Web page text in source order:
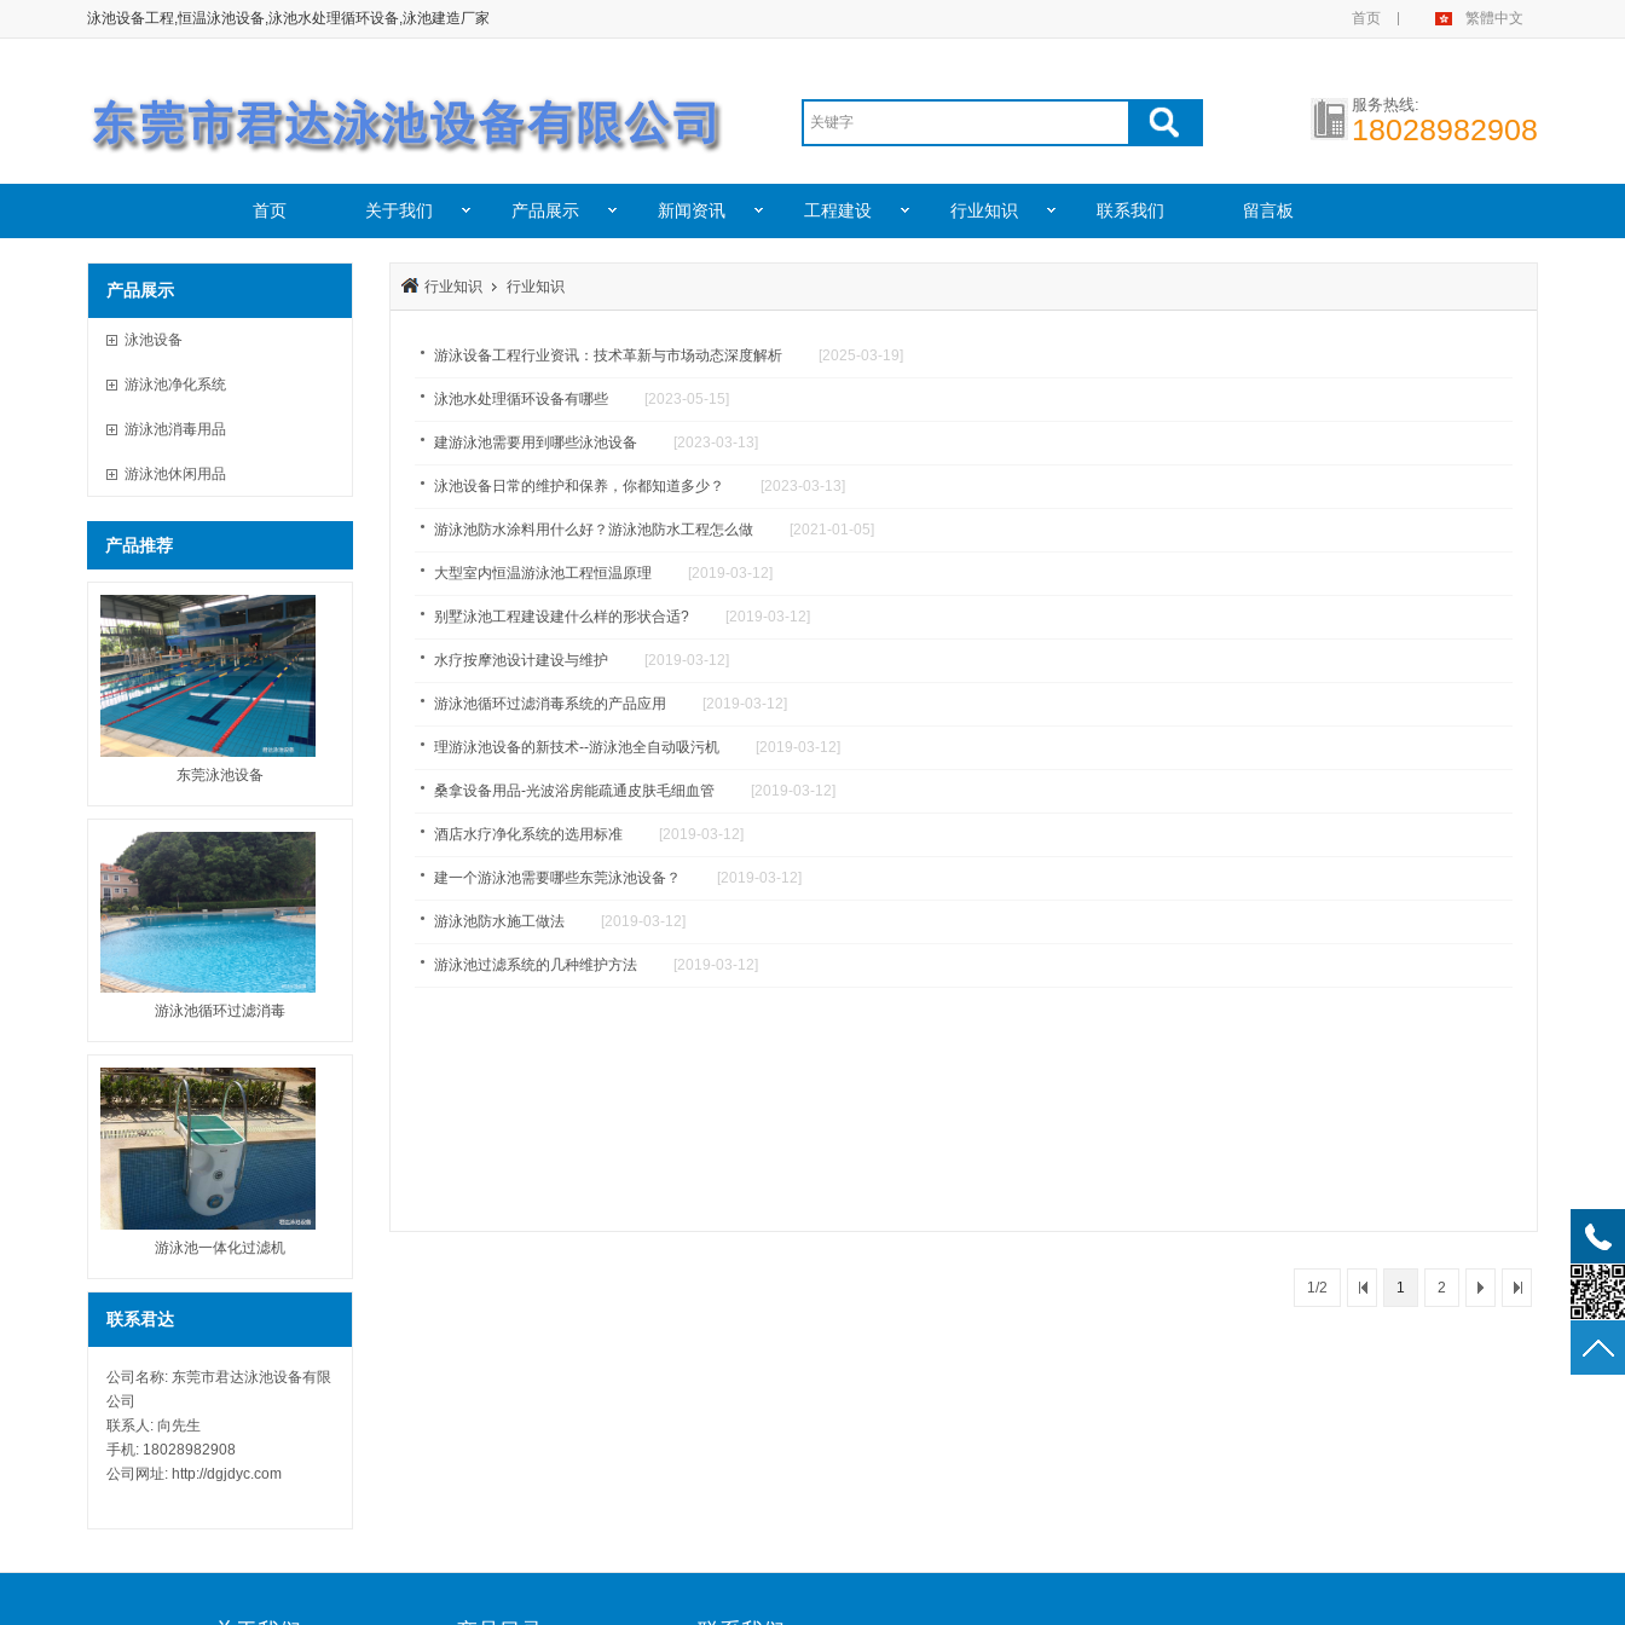
泳池设备工程,恒温泳池设备,泳池水处理循环设备,泳池建造厂家 首页 繁體中文
服务热线:
18028982908
首页 关于我们 产品展示 新闻资讯 工程建设 行业知识 联系我们 留言板
产品展示
泳池设备
游泳池净化系统
游泳池消毒用品
游泳池休闲用品
产品推荐
东莞泳池设备
游泳池循环过滤消毒
游泳池一体化过滤机
联系君达
公司名称: 东莞市君达泳池设备有限
公司
联系人: 向先生
手机: 18028982908
公司网址: http://dgjdyc.com
行业知识 行业知识
游泳设备工程行业资讯：技术革新与市场动态深度解析 [2025-03-19]
泳池水处理循环设备有哪些 [2023-05-15]
建游泳池需要用到哪些泳池设备 [2023-03-13]
泳池设备日常的维护和保养，你都知道多少？ [2023-03-13]
游泳池防水涂料用什么好？游泳池防水工程怎么做 [2021-01-05]
大型室内恒温游泳池工程恒温原理 [2019-03-12]
别墅泳池工程建设建什么样的形状合适? [2019-03-12]
水疗按摩池设计建设与维护 [2019-03-12]
游泳池循环过滤消毒系统的产品应用 [2019-03-12]
理游泳池设备的新技术--游泳池全自动吸污机 [2019-03-12]
桑拿设备用品-光波浴房能疏通皮肤毛细血管 [2019-03-12]
酒店水疗净化系统的选用标准 [2019-03-12]
建一个游泳池需要哪些东莞泳池设备？ [2019-03-12]
游泳池防水施工做法 [2019-03-12]
游泳池过滤系统的几种维护方法 [2019-03-12]
1 2
1/2